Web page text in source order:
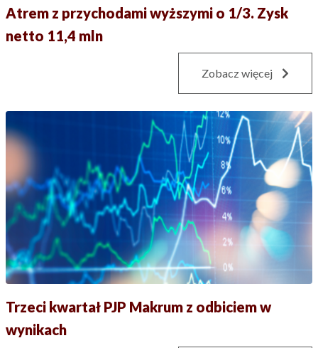
Atrem z przychodami wyższymi o 1/3. Zysk
netto 11,4 mln
Zobacz więcej
Trzeci kwartał PJP Makrum z odbiciem w
wynikach